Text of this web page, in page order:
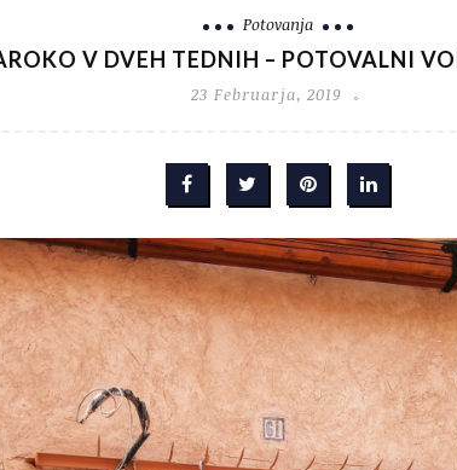
Potovanja
V DVEH TEDNIH – POTOVALNI
23 Februarja, 2019